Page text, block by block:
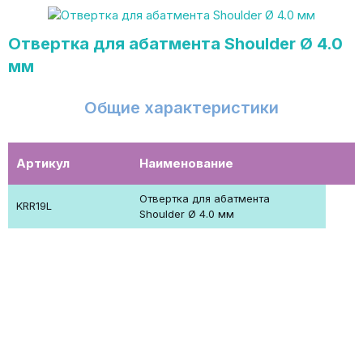
Отвертка для абатмента Shoulder Ø 4.0
мм
Общие характеристики
Артикул Наименование
KRR19L
Отвертка для абатмента
Shoulder Ø 4.0 мм